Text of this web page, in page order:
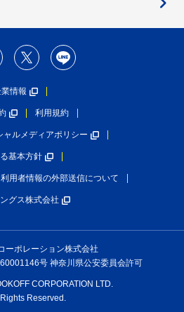
情報
利用規約
ャルメディアポリシー
基本方針
利用者情報の外部送信について
グス株式会社
ーポレーション株式会社
号 神奈川県公安委員会許可
CORPORATION LTD.
Reserved.